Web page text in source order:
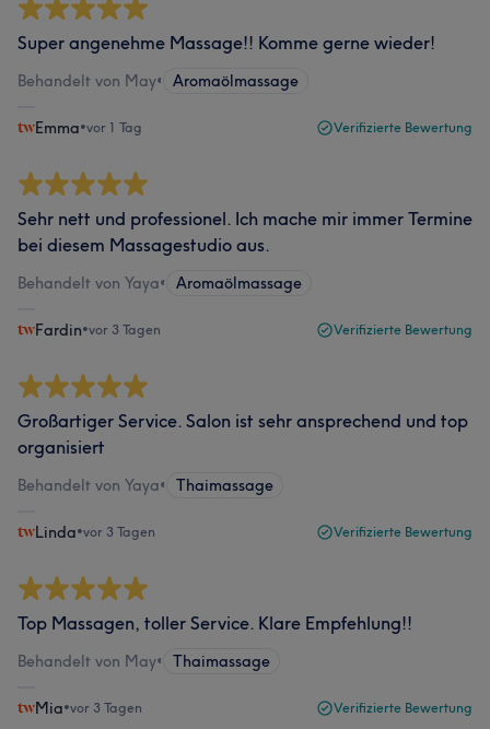
Super angenehme Massage!! Komme gerne wieder!
Behandelt von May• Aromaölmassage
Emma•vor 1 Tag Verifizierte Bewertung
Sehr nett und professionel. Ich mache mir immer Termine
bei diesem Massagestudio aus.
Behandelt von Yaya• Aromaölmassage
Fardin•vor 3 Tagen Verifizierte Bewertung
Großartiger Service. Salon ist sehr ansprechend und top
organisiert
Behandelt von Yaya• Thaimassage
Linda•vor 3 Tagen Verifizierte Bewertung
Top Massagen, toller Service. Klare Empfehlung!!
Behandelt von May• Thaimassage
Mia•vor 3 Tagen Verifizierte Bewertung